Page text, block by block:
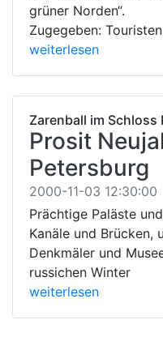
grüner Norden“.
Zugegeben:
weiterlesen
Zarenball im Schloss
Prosit
Petersburg
2000-11-03 12:30:00
Prächtige Paläste
Kanäle und Brücken,
Denkmäler und
russichen Winter
weiterlesen